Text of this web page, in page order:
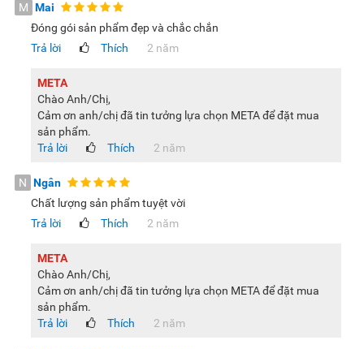
M Mai
Đóng gói sản phẩm đẹp và chắc chắn
Trả lời
Thích 2 năm
META
Chào Anh/Chị,
Cảm ơn anh/chị đã tin tưởng lựa chọn META để đặt mua
sản phẩm.
Trả lời
Thích 2 năm
N Ngân
Chất lượng sản phẩm tuyệt vời
Trả lời
Thích 2 năm
META
Chào Anh/Chị,
Cảm ơn anh/chị đã tin tưởng lựa chọn META để đặt mua
sản phẩm.
Trả lời
Thích 2 năm